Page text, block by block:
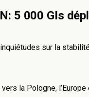
5 000 GIs
sur la
la Pologne, l’Europe